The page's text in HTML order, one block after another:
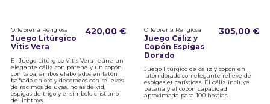
Orfebrería Religiosa
Juego Litúrgico
Vitis Vera
420,00 €
El Juego Litúrgico Vitis Vera reúne un
elegante cáliz con patena y un copón
con tapa, ambos elaborados en latón
bañado en oro y decorados con relieves
de racimos de uvas, hojas de vid,
espigas de trigo y el símbolo cristiano
del Ichthys.
Orfebrería Religiosa
Juego Cáliz y
Copón Espigas
Dorado
305,00 €
Juego litúrgico de cáliz y copón en
latón dorado con elegante relieve de
espigas eucarísticas. El cáliz incluye
patena y el copón capacidad
aproximada para 100 hostias.